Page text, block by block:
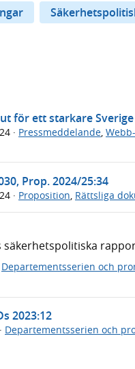
för ett starkare Sverige
· Pressmeddelande,
Prop. 2024/25:34
· Proposition Rättsliga
säkerhetspolitiska
Departementsserien och
2023:12
· Departementsserien och